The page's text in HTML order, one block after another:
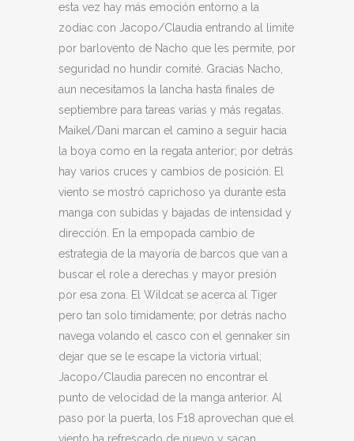
esta vez hay más emoción entorno a la
zodiac con Jacopo/Claudia entrando al limite
por barlovento de Nacho que les permite, por
seguridad no hundir comité. Gracias Nacho,
aun necesitamos la lancha hasta finales de
septiembre para tareas varias y más regatas.
Maikel/Dani marcan el camino a seguir hacia
la boya como en la regata anterior; por detrás
hay varios cruces y cambios de posición. El
viento se mostró caprichoso ya durante esta
manga con subidas y bajadas de intensidad y
dirección. En la empopada cambio de
estrategia de la mayoría de barcos que van a
buscar el role a derechas y mayor presión
por esa zona. El Wildcat se acerca al Tiger
pero tan solo tímidamente; por detrás nacho
navega volando el casco con el gennaker sin
dejar que se le escape la victoria virtual;
Jacopo/Claudia parecen no encontrar el
punto de velocidad de la manga anterior. Al
paso por la puerta, los F18 aprovechan que el